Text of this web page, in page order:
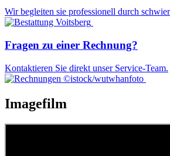
Wir begleiten sie professionell durch
Fragen zu einer Rechnung?
Kontaktieren Sie direkt unser Service-Team.
©istock/wutwhanfoto
Imagefilm